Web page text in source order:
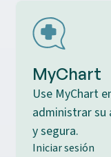
MyChart
Use MyChart
administrar su
y segura.
Iniciar sesión